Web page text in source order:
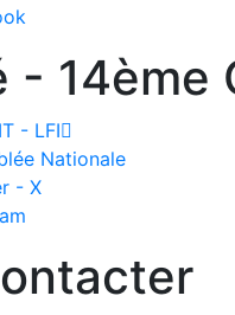
- 14ème
- LFI
Nationale
- X